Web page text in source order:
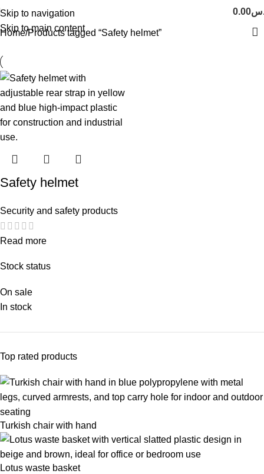
Skip to navigation
Skip to main content
0.00
Stock status
On sale
In stock
Top rated products
Turkish chair with hand
Lotus waste basket
Home Products tagged “Safety helmet”
Safety helmet
Security and safety products
Read more